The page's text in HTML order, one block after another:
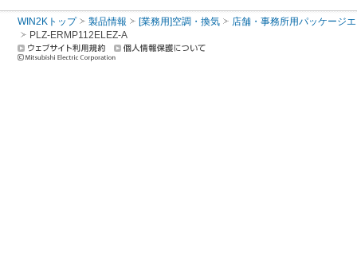
WIN2Kトップ 製品情報 [業務用]空調・換気
店舗・事務所用パッケージ
PLZ-ERMP112ELEZ-A